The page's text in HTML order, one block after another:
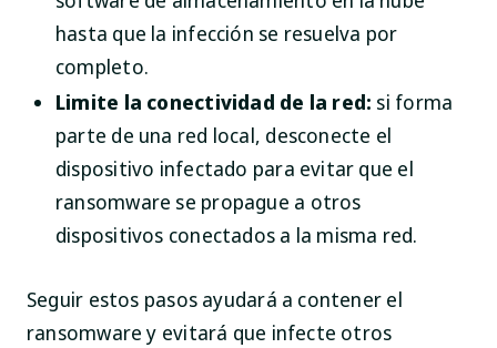
hasta que la infección se resuelva por
completo.
Limite la conectividad de la red: si forma
parte de una red local, desconecte el
dispositivo infectado para evitar que el
ransomware se propague a otros
dispositivos conectados a la misma red.
Seguir estos pasos ayudará a contener el
ransomware y evitará que infecte otros